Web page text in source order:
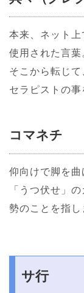
本来、ネット
使用された言葉
そこから転じ
セラピストの事
コマネチ
仰向けで脚を曲
「うつ伏せ」
勢のことを指し
サ行